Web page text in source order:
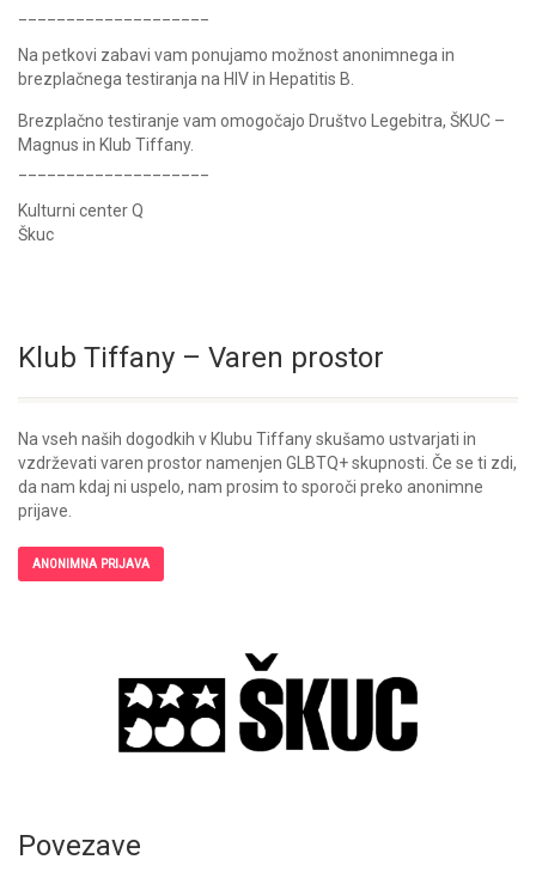
Na petkovi zabavi vam ponujamo možnost anonimnega in
brezplačnega testiranja na HIV in Hepatitis B.
Brezplačno testiranje vam omogočajo Društvo Legebitra, ŠKUC –
Magnus in Klub Tiffany.
Kulturni center Q
Škuc
Klub Tiffany – Varen prostor
Na vseh naših dogodkih v Klubu Tiffany skušamo ustvarjati in
vzdrževati varen prostor namenjen GLBTQ+ skupnosti. Če se ti zdi,
da nam kdaj ni uspelo, nam prosim to sporoči preko anonimne
prijave.
ANONIMNA PRIJAVA
Povezave